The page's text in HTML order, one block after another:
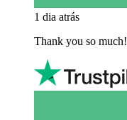
1 dia atrás
Thank you so much!